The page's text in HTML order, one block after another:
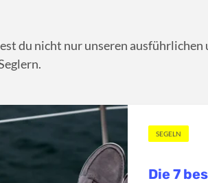
du nicht nur unseren ausführlichen
SEGELN
Die 7